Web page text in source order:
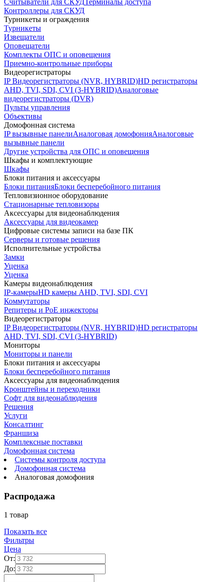
Считыватели для СКУДТерминалы доступа
Контроллеры для СКУД
Турникеты и ограждения
Турникеты
Извещатели
Оповещатели
Комплекты ОПС и оповещения
Приемно-контрольные приборы
Видеорегистраторы
IP Видеорегистраторы (NVR, HYBRID)HD регистраторы
AHD, TVI, SDI, CVI (3-HYBRID)Аналоговые
видеорегистраторы (DVR)
Пульты управления
Объективы
Домофонная система
IP вызывные панелиАналоговая домофонияАналоговые
вызывные панели
Другие устройства для ОПС и оповещения
Шкафы и комплектующие
Шкафы
Блоки питания и аксессуары
Блоки питанияБлоки бесперебойного питания
Тепловизионное оборудование
Стационарные тепловизоры
Аксессуары для видеонаблюдения
Аксессуары для видеокамер
Цифровые системы записи на базе ПК
Серверы и готовые решения
Исполнительные устройства
Замки
Уценка
Уценка
Камеры видеонаблюдения
IP-камерыHD камеры AHD, TVI, SDI, CVI
Коммутаторы
Репитеры и PoE инжекторы
Видеорегистраторы
IP Видеорегистраторы (NVR, HYBRID)HD регистраторы
AHD, TVI, SDI, CVI (3-HYBRID)
Мониторы
Мониторы и панели
Блоки питания и аксессуары
Блоки бесперебойного питания
Аксессуары для видеонаблюдения
Кронштейны и переходники
Софт для видеонаблюдения
Решения
Услуги
Консалтинг
Франшиза
Комплексные поставки
Домофонная система
Системы контроля доступа
Домофонная система
Аналоговая домофония
Распродажа
1 товар
Показать все
Фильтры
Цена
От:
До: